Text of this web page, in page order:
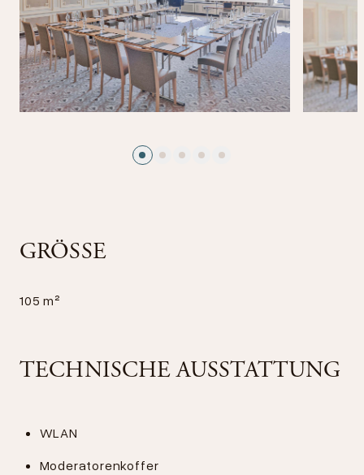
GRÖSSE
105 m²
TECHNISCHE AUSSTATTUNG
WLAN
Moderatorenkoffer